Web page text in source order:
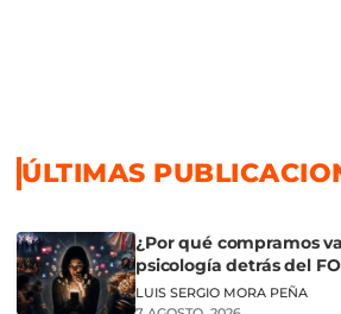
ÚLTIMAS
¿Por qué compramos
psicología detrás del
LUIS SERGIO MORA PEÑA